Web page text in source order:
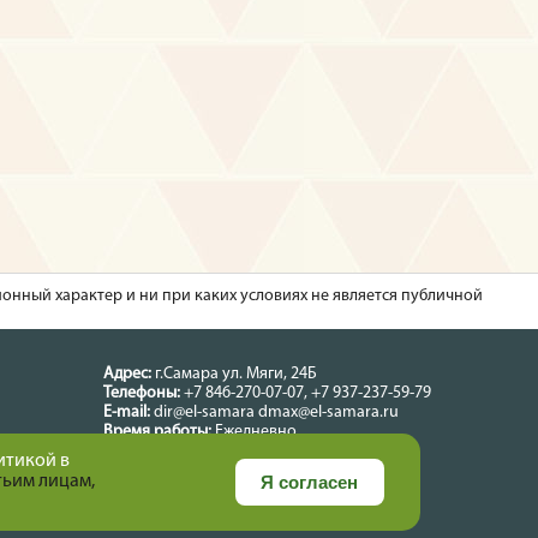
характер и ни при каких условиях не является публичной
Адрес: г.Самара ул. Мяги, 24Б
Телефоны: +7 846-270-07-07, +7 937-237-59-79
E-mail: dir@el-samara dmax@el-samara.ru
Время работы: Ежедневно
Политика конфиденциальности
Создание и продвижение сайта - Актиком
в
лицам,
Я согласен